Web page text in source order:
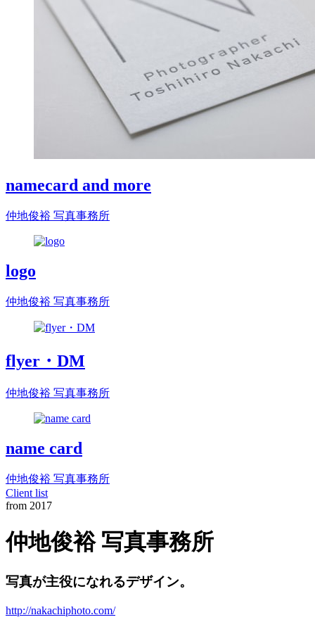
namecard and more
仲地俊裕 写真事務所
logo
仲地俊裕 写真事務所
flyer・DM
仲地俊裕 写真事務所
name card
仲地俊裕 写真事務所
Client list
from 2017
仲地俊裕 写真事務所
写真が主役になれるデザイン。
http://nakachiphoto.com/